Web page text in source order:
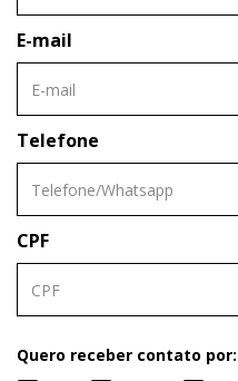
E-mail
Telefone
CPF
Quero receber contato por: